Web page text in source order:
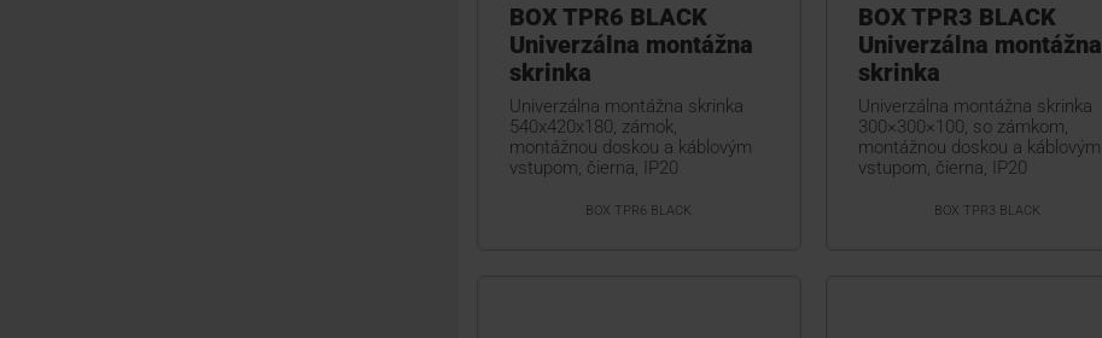
BOX TPR6 BLACK
Univerzálna montážna
skrinka
Univerzálna montážna skrinka
540x420x180, zámok,
montážnou doskou a káblovým
vstupom, čierna, IP20
BOX TPR6 BLACK
BOX TPR3 BLACK
Univerzálna montážna
skrinka
Univerzálna montážna skrinka
300×300×100, so zámkom,
montážnou doskou a káblovým
vstupom, čierna, IP20
BOX TPR3 BLACK